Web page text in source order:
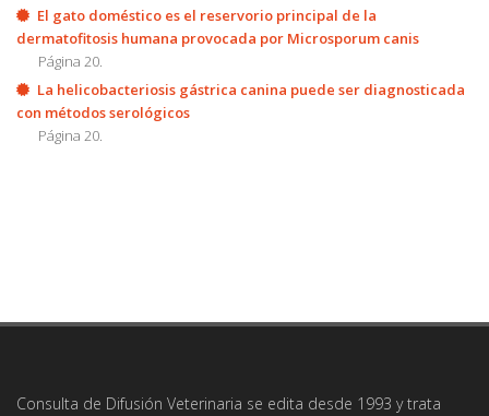
El gato doméstico es el reservorio principal de la
dermatofitosis humana provocada por Microsporum canis
Página 20.
La helicobacteriosis gástrica canina puede ser diagnosticada
con métodos serológicos
Página 20.
Consulta de Difusión Veterinaria se edita desde 1993 y trata